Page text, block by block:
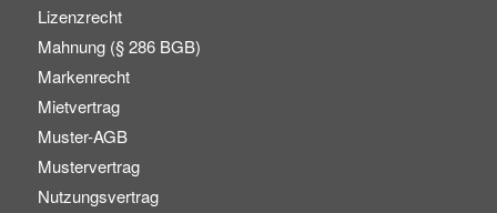
Lizenzrecht
Mahnung (§ 286 BGB)
Markenrecht
Mietvertrag
Muster-AGB
Mustervertrag
Nutzungsvertrag